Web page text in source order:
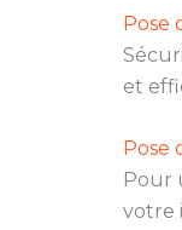
Pose
et
Pose
Pour
votre